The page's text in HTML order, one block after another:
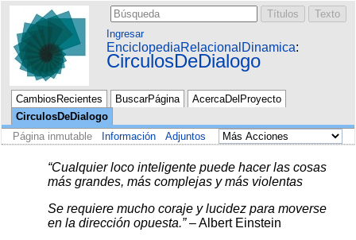
Ingresar
EnciclopediaRelacionalDinamica
CirculosDeDialogo
CambiosRecientes BuscarPágina
AcercaDelProyecto
CirculosDeDialogo
Página inmutable
Información Adjuntos
“Cualquier loco inteligente puede hacer las cosas
más grandes, más complejas y más violentas
Se requiere mucho coraje y lucidez para moverse
en la dirección opuesta.”– Albert Einstein